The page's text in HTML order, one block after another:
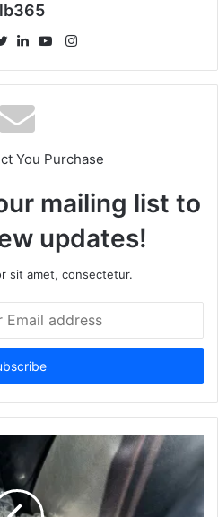
Instagram
You Purchase
mailing list to
updates!
sit amet, consectetur.